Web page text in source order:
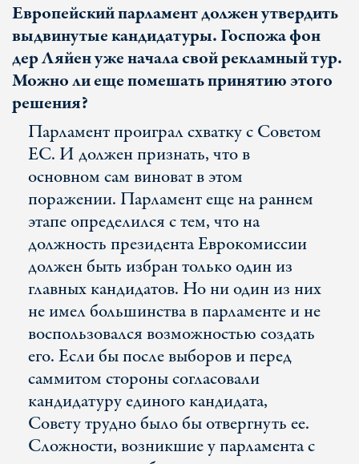
Европейский парламент должен утвердить
выдвинутые кандидатуры. Госпожа фон
дер Ляйен уже начала свой рекламный тур.
Можно ли еще помешать принятию этого
решения?
Парламент проиграл схватку с Советом
ЕС. И должен признать, что в
основном сам виноват в этом
поражении. Парламент еще на раннем
этапе определился с тем, что на
должность президента Еврокомиссии
должен быть избран только один из
главных кандидатов. Но ни один из них
не имел большинства в парламенте и не
воспользовался возможностью создать
его. Если бы после выборов и перед
саммитом стороны согласовали
кандидатуру единого кандидата,
Совету трудно было бы отвергнуть ее.
Сложности, возникшие у парламента с